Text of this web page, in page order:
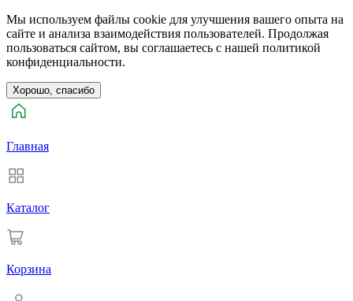
Мы используем файлы cookie для улучшения вашего опыта на
сайте и анализа взаимодействия пользователей. Продолжая
пользоваться сайтом, вы соглашаетесь с нашей политикой
конфиденциальности.
Хорошо, спасибо
Главная
Каталог
Корзина